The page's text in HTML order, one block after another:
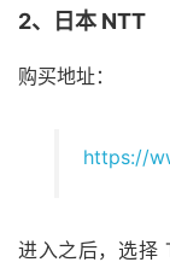
2、日本 NTT
购买地址：
https://
进入之后，选择